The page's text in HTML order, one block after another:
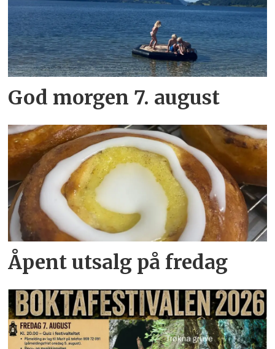
God morgen 7. august
Åpent utsalg på fredag